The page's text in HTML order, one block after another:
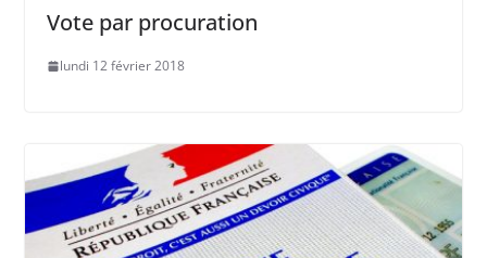
Vote par procuration
lundi 12 février 2018